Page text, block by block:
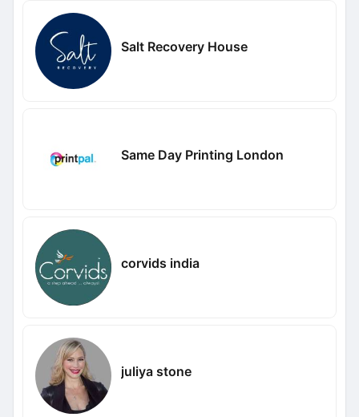
Salt Recovery House
Same Day Printing London
corvids india
juliya stone